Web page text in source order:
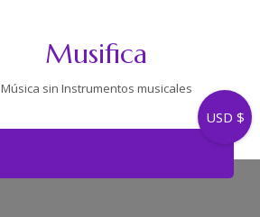
Musifica
Música sin Instrumentos musicales
USD $